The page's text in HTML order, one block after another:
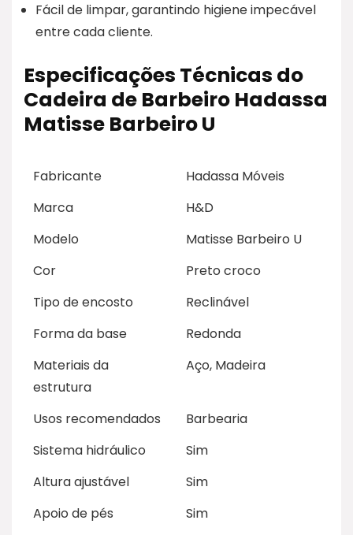
Fácil de limpar, garantindo higiene impecável
entre cada cliente.
Especificações Técnicas do
Cadeira de Barbeiro Hadassa
Matisse Barbeiro U
Fabricante
Hadassa Móveis
Marca
H&D
Modelo
Matisse Barbeiro U
Cor
Preto croco
Tipo de encosto
Reclinável
Forma da base
Redonda
Materiais da
estrutura
Aço, Madeira
Usos recomendados
Barbearia
Sistema hidráulico
Sim
Altura ajustável
Sim
Apoio de pés
Sim